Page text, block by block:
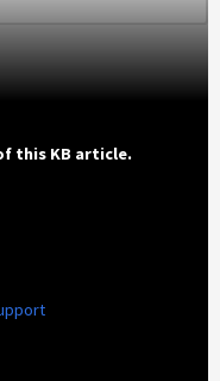
this KB article.